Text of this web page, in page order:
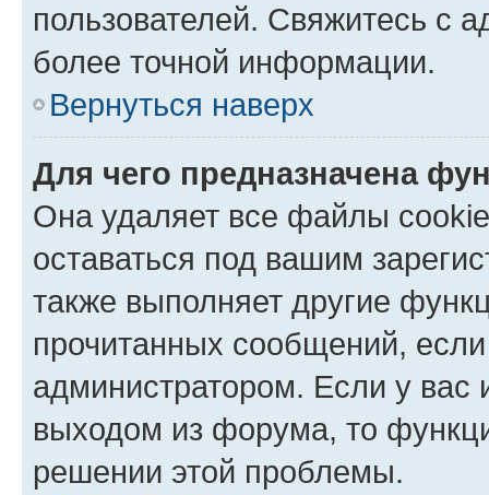
пользователей. Свяжитесь с
более точной информации.
Вернуться наверх
Для чего предназначена
Она удаляет все файлы
оставаться под вашим
также выполняет другие
прочитанных сообщений,
администратором. Если у
выходом из форума, то
решении этой проблемы.